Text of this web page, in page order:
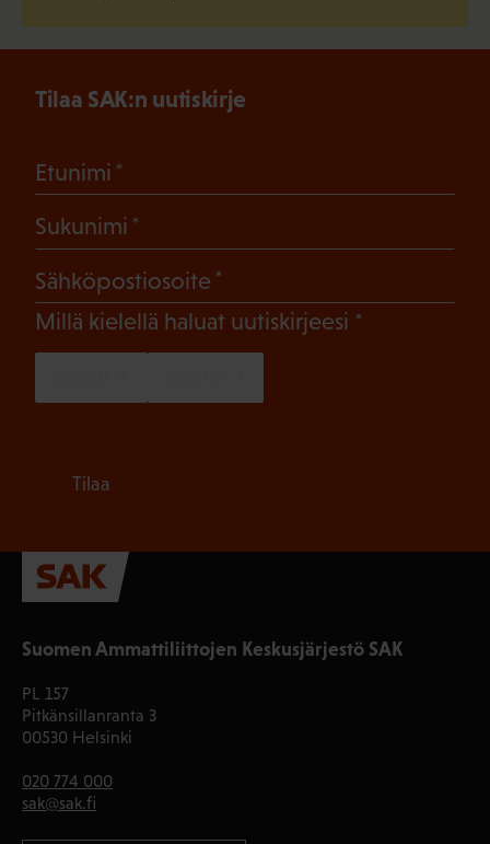
Suomen Ammattiliittojen Keskusjärjestö SAK
PL 157
Pitkänsillanranta 3
00530 Helsinki
020 774 000
sak@sak.fi
Tilaa SAK:n uutiskirje
Etunimi
Sukunimi
Sähköpostiosoite
Millä kielellä haluat uutiskirjeesi (Pakollinen)
Tilaa